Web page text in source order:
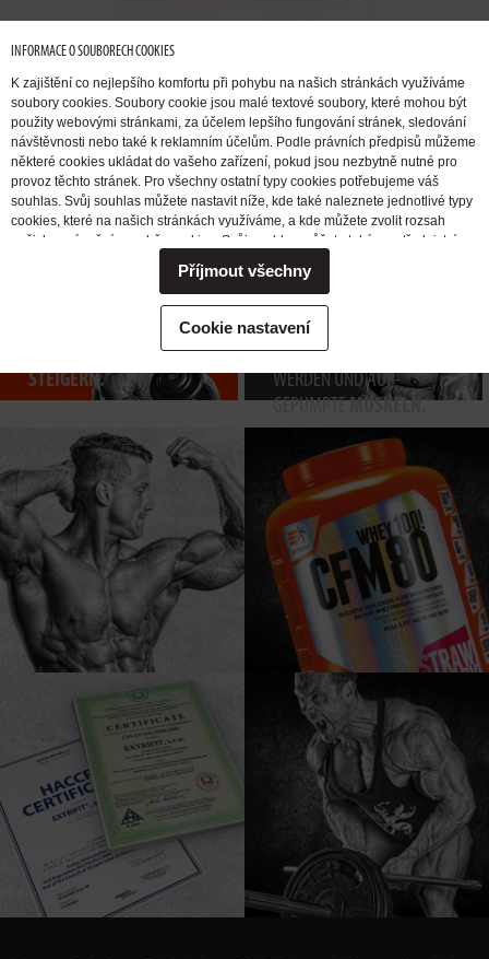
ICH MÖCHTE
MUSKELMASSE
ICH MÖCHTE
FETT ABBAUEN.
STEIGERN.
ICH MÖCHTE
TRAINING
WERDEN UND AUF-
GEPUMPTEMUSKELN.
INFORMACE O SOUBORECH COOKIES
K zajištění co nejlepšího komfortu při pohybu na našich stránkách využíváme
soubory cookies. Soubory cookie jsou malé textové soubory, které mohou být
použity webovými stránkami, za účelem lepšího fungování stránek, sledování
návštěvnosti nebo také k reklamním účelům. Podle právních předpisů můžeme
některé cookies ukládat do vašeho zařízení, pokud jsou nezbytně nutné pro
provoz těchto stránek. Pro všechny ostatní typy cookies potřebujeme váš
souhlas. Svůj souhlas můžete nastavit níže, kde také naleznete jednotlivé typy
cookies, které na našich stránkách využíváme, a kde můžete zvolit rozsah
našich oprávnění pro sběr cookies. Svůj souhlas můžete také prostřednictvím
potřebovali ohledně výkonu vašich práv v souvislosti se zpracováním cookies
kontaktovat, obraťte se prosím na e-mailovou adresu extrifit@extrifit.com.
Podrobné informace k souborům cookies a více o tom, kdo jsme a jak
zpracováváme vaše osobní údaje můžete najít v naší
Cookie nastavení
Příjmout všechny